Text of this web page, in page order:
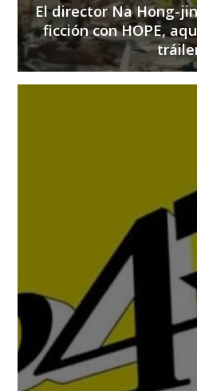
El director Na Hong-
ficción con HOPE,